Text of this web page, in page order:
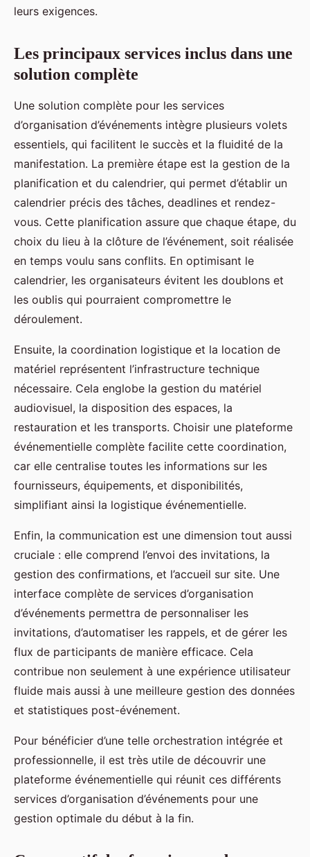
leurs exigences.
Les principaux services inclus dans une
solution complète
Une solution complète pour les services
d’organisation d’événements intègre plusieurs volets
essentiels, qui facilitent le succès et la fluidité de la
manifestation. La première étape est la gestion de la
planification et du calendrier, qui permet d’établir un
calendrier précis des tâches, deadlines et rendez-
vous. Cette planification assure que chaque étape, du
choix du lieu à la clôture de l’événement, soit réalisée
en temps voulu sans conflits. En optimisant le
calendrier, les organisateurs évitent les doublons et
les oublis qui pourraient compromettre le
déroulement.
Ensuite, la coordination logistique et la location de
matériel représentent l’infrastructure technique
nécessaire. Cela englobe la gestion du matériel
audiovisuel, la disposition des espaces, la
restauration et les transports. Choisir une plateforme
événementielle complète facilite cette coordination,
car elle centralise toutes les informations sur les
fournisseurs, équipements, et disponibilités,
simplifiant ainsi la logistique événementielle.
Enfin, la communication est une dimension tout aussi
cruciale : elle comprend l’envoi des invitations, la
gestion des confirmations, et l’accueil sur site. Une
interface complète de services d’organisation
d’événements permettra de personnaliser les
invitations, d’automatiser les rappels, et de gérer les
flux de participants de manière efficace. Cela
contribue non seulement à une expérience utilisateur
fluide mais aussi à une meilleure gestion des données
et statistiques post-événement.
Pour bénéficier d’une telle orchestration intégrée et
professionnelle, il est très utile de découvrir une
plateforme événementielle qui réunit ces différents
services d’organisation d’événements pour une
gestion optimale du début à la fin.